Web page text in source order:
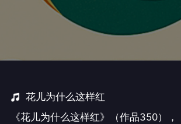
花儿为什么这样红
《花儿为什么这样红》（作品350），